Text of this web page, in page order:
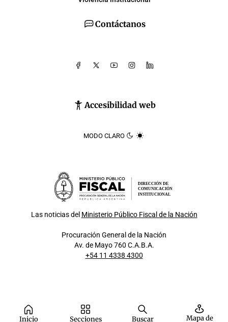
Inicio Secciones Buscar Mapa de
Contáctanos
Accesibilidad web
MODO CLARO
DIRECCIÓN DE
COMUNICACIÓN
INSTITUCIONAL
Las noticias del Ministerio Público Fiscal de la Nación
Procuración General de la Nación
Av. de Mayo 760 C.A.B.A.
+54 11 4338 4300